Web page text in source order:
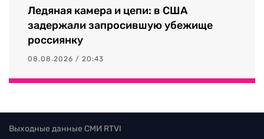
Ледяная камера и цепи: в США
задержали запросившую убежище
россиянку
08.08.2026 / 20:43
Выходные данные СМИ RTVI